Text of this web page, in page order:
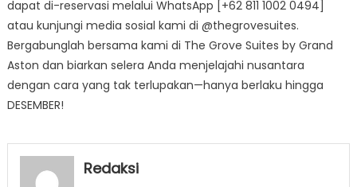
dapat di-reservasi melalui WhatsApp [+62 811 1002 0494]
atau kunjungi media sosial kami di @thegrovesuites.
Bergabunglah bersama kami di The Grove Suites by Grand
Aston dan biarkan selera Anda menjelajahi nusantara
dengan cara yang tak terlupakan—hanya berlaku hingga
DESEMBER!
Redaksi